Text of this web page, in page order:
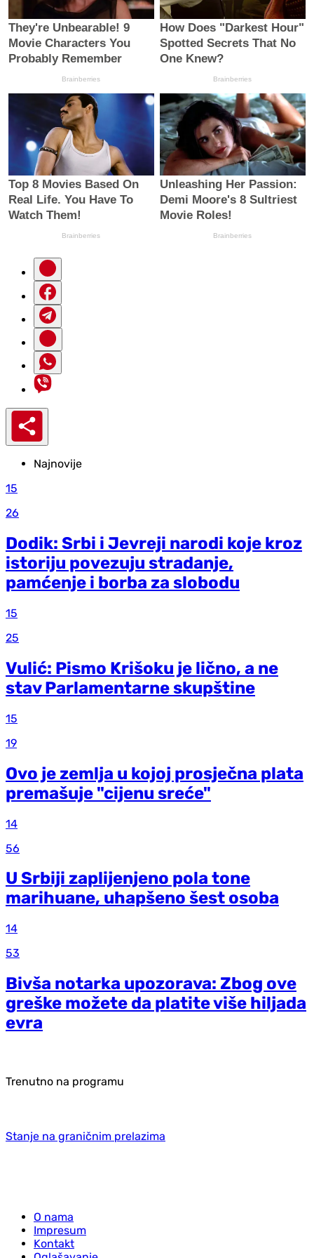
Najnovije
15
26
Dodik: Srbi i Jevreji narodi koje kroz
istoriju povezuju stradanje,
pamćenje i borba za slobodu
15
25
Vulić: Pismo Krišoku je lično, a ne
stav Parlamentarne skupštine
15
19
Ovo je zemlja u kojoj prosječna plata
premašuje "cijenu sreće"
14
56
U Srbiji zaplijenjeno pola tone
marihuane, uhapšeno šest osoba
14
53
Bivša notarka upozorava: Zbog ove
greške možete da platite više hiljada
evra
Trenutno na programu
Stanje na graničnim prelazima
O nama
Impresum
Kontakt